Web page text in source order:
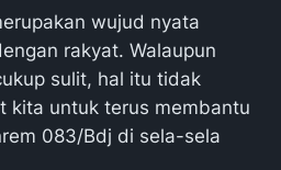
wujud nyata
rakyat. Walaupun
sulit, hal itu tidak
kita untuk terus membantu
083/Bdj di sela-sela